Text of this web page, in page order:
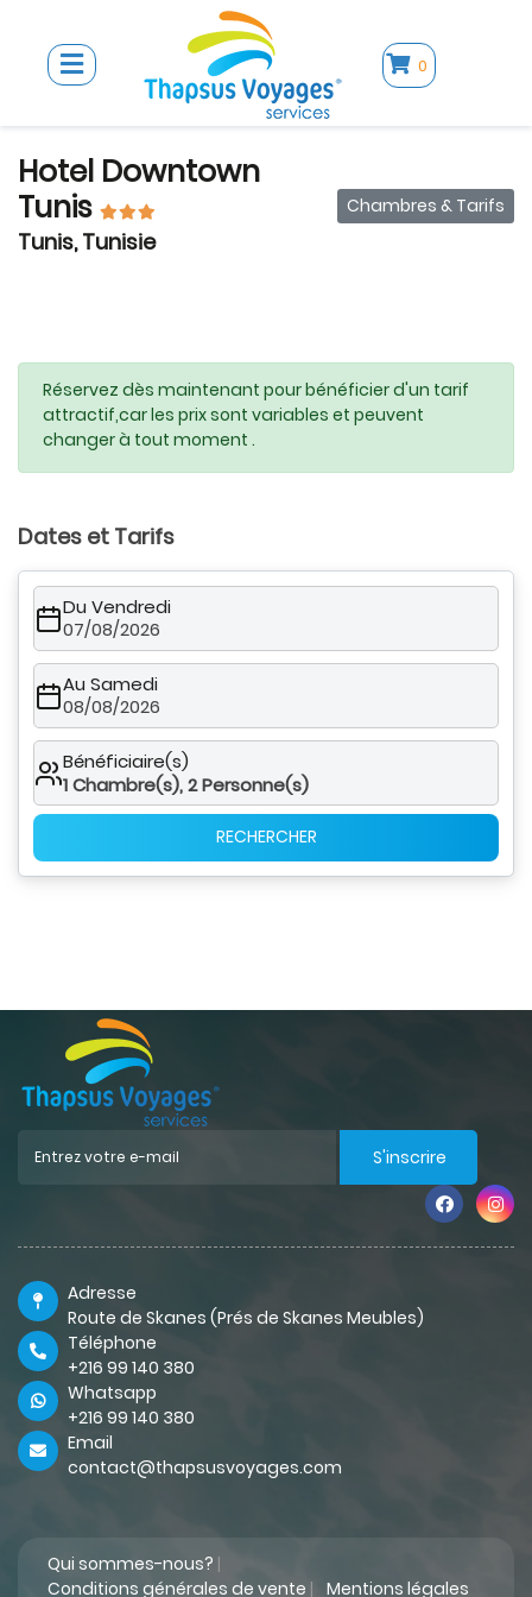
0
Hotel Downtown
Tunis
Tunis, Tunisie
Chambres & Tarifs
Réservez dès maintenant pour bénéficier d'un tarif
attractif,car les prix sont variables et peuvent
changer à tout moment .
Dates et Tarifs
Du Vendredi
07/08/2026
Au Samedi
08/08/2026
Bénéficiaire(s)
1Chambre(s),2Personne(s)
RECHERCHER
S'inscrire
Adresse
Route de Skanes (Prés de Skanes Meubles)
Téléphone
+216 99 140 380
Whatsapp
+216 99 140 380
Email
contact@thapsusvoyages.com
Qui sommes-nous? |
Conditions générales de vente | Mentions légales